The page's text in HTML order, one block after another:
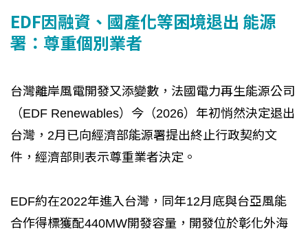
EDF因融資、國產化等困境退出 能源
署：尊重個別業者
台灣離岸風電開發又添變數，法國電力再生能源公司
（EDF Renewables）今（2026）年初悄然決定退出
台灣，2月已向經濟部能源署提出終止行政契約文
件，經濟部則表示尊重業者決定。
EDF約在2022年進入台灣，同年12月底與台亞風能
合作得標獲配440MW開發容量，開發位於彰化外海